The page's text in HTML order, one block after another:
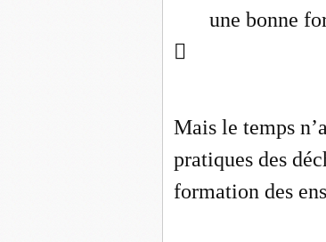
une bonne

Mais le temps
pratiques des
formation des